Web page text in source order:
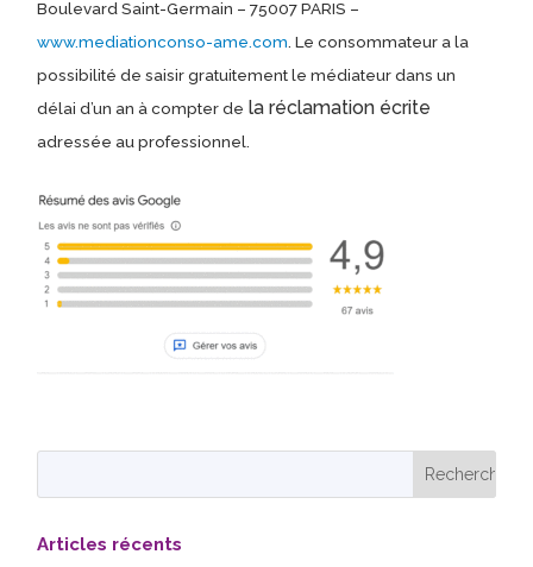
Boulevard Saint-Germain – 75007 PARIS –
www.mediationconso-ame.com . Le consommateur a la
possibilité de saisir gratuitement le médiateur dans un
délai d’un an à compter de la réclamation écrite
adressée au professionnel.
Articles récents